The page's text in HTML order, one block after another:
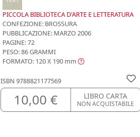
PICCOLA BIBLIOTECA D'ARTE E LETTERATURA
CONFEZIONE: BROSSURA
PUBBLICAZIONE: MARZO 2006
PAGINE: 72
PESO: 86 GRAMMI
FORMATO: 120 X 190 mm
ISBN 9788821177569
10,00 € LIBRO CARTA
NON ACQUISTABILE